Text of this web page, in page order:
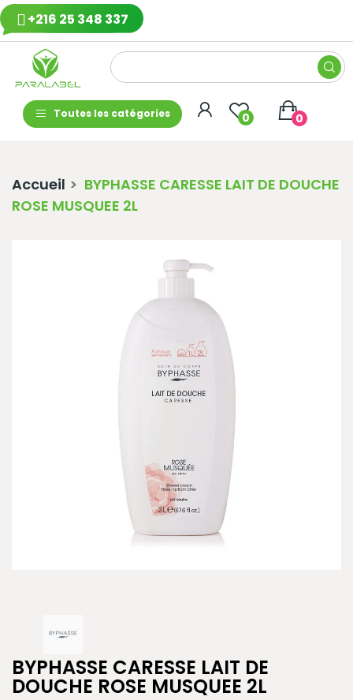
+216 25 348 337
Toutes les catégories 0 0
Accueil
BYPHASSE CARESSE LAIT DE DOUCHE
ROSE MUSQUEE 2L
BYPHASSE CARESSE LAIT DE
DOUCHE ROSE MUSQUEE 2L